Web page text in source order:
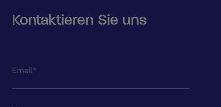
Kontaktieren Sie uns